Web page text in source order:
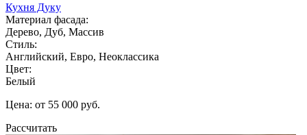
Кухня Дуку
Материал фасада:
Дерево, Дуб, Массив
Стиль:
Английский, Евро, Неоклассика
Цвет:
Белый
Цена: от 55 000 руб.
Рассчитать